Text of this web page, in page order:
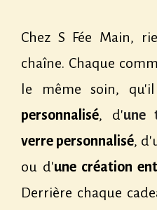
Chez S Fée Main,
chaîne. Chaque
le même soin,
personnalisé, d'une
verre personnalisé,
ou d'une création
Derrière chaque